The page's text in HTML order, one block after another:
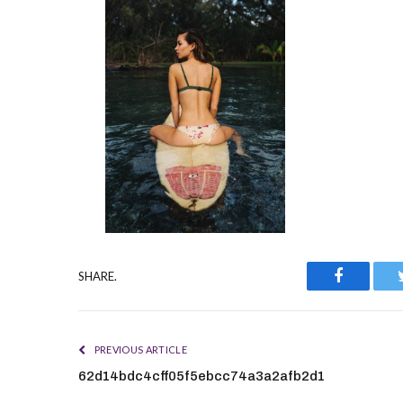
SHARE.
PREVIOUS ARTICLE
62d14bdc4cff05f5ebcc74a3a2afb2d1